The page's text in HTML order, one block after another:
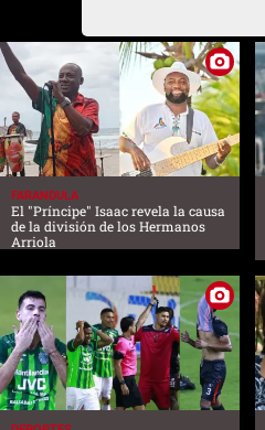
FARANDULA
El "Príncipe" Isaac revela la causa
de la división de los Hermanos
Arriola